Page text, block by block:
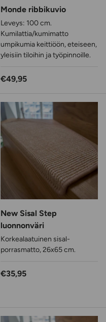
Monde ribbikuvio
Leveys: 100 cm.
Kumilattia/kumimatto
umpikumia keittiöön, eteiseen,
yleisiin tiloihin ja työpinnoille.
Normaalihinta
€49,95
New Sisal Step
luonnonväri
Korkealaatuinen sisal-
porrasmatto, 26x65 cm.
Normaalihinta
€35,95